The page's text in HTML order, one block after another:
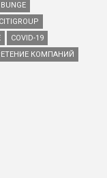
BUNGE
CITIGROUP
COVID-19
КОМПАНИЙ